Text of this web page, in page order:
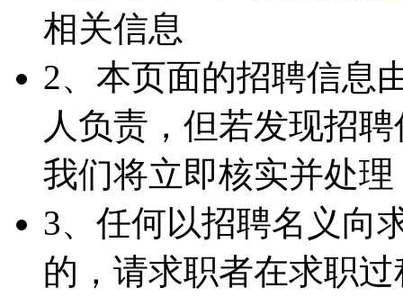
相关信息
2、本页面的招聘信息
人负责，但若发现招
我们将立即核实并处理
3、任何以招聘名义向
的，请求职者在求职